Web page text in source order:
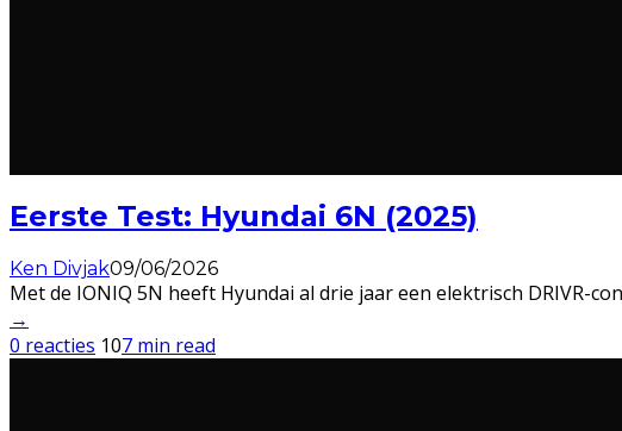
Eerste Test: Hyundai 6N (2025)
Ken Divjak09/06/2026
Met de IONIQ 5N heeft Hyundai al drie jaar een elektrisch DRIVR-
→
0 reacties 107 min read